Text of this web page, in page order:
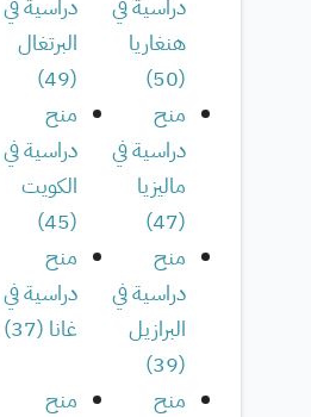
دراسية في
هنغاريا
(
50
)
دراسية في
البرتغال
(
49
)
منح
دراسية في
ماليزيا
(
47
)
منح
دراسية في
الكويت
(
45
)
منح
دراسية في
البرازيل
(
39
)
منح
دراسية في
غانا (
37
)
منح
منح